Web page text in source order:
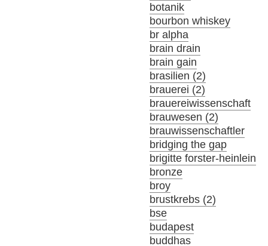
botanik
bourbon whiskey
br alpha
brain drain
brain gain
brasilien (2)
brauerei (2)
brauereiwissenschaft
brauwesen (2)
brauwissenschaftler
bridging the gap
brigitte forster-heinlein
bronze
broy
brustkrebs (2)
bse
budapest
buddhas